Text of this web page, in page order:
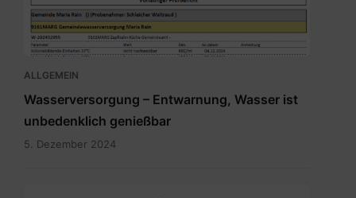
ALLGEMEIN
Wasserversorgung – Entwarnung, Wasser ist
unbedenklich genießbar
5. Dezember 2024